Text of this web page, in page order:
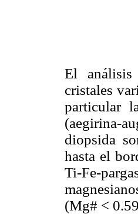
El análisis
cristales
particular
(aegirina-
diopsida
hasta el
Ti-Fe-
(Mg# <